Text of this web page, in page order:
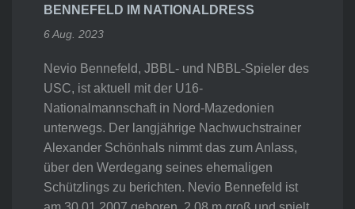
BENNEFELD IM NATIONALDRESS
6 Aug. 2023
Nevio Bennefeld, JBBL- und NBBL-Spieler des
USC, ist aktuell mit der U16-
Nationalmannschaft in Nord-Mazedonien
unterwegs. Der langjährige Nachwuchstrainer
Alexander Schönhals nimmt das zum Anlass,
über den Werdegang seines ehemaligen
Schützlings zu berichten. Nevio Bennefeld ist